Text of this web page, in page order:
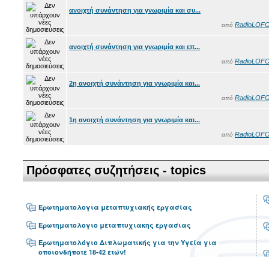
ανοιχτή συνάντηση για γνωριμία και συ...
από
ανοιχτή συνάντηση για γνωριμία και επ...
από
2η ανοιχτή συνάντηση για γνωριμία και...
από
1η ανοιχτή συνάντηση για γνωριμία και...
από
Πρόσφατες συζητήσεις - topics
Ερωτηματολογια μεταπτυχιακής εργασίας
Ερωτηματολογιο μεταπτυχιακης εργασιας
Ερωτηματολόγιο Διπλωματικής για την Υγεία για
οποιονδήποτε 18-42 ετών!